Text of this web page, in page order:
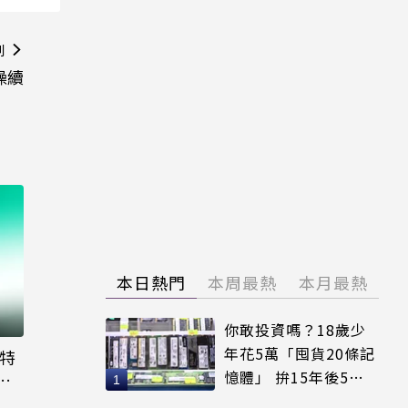
續
本日熱門 本周最熱 本月最熱
你敢投資嗎？18歲少
年花5萬「囤貨20條記
憶體」 拚15年後5倍